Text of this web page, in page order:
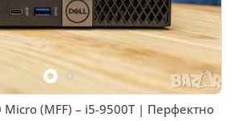
Micro (MFF) – i5-9500T | Перфектно